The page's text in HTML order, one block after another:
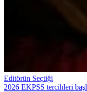
Editörün Seçtiği
2026 EKPSS tercihleri